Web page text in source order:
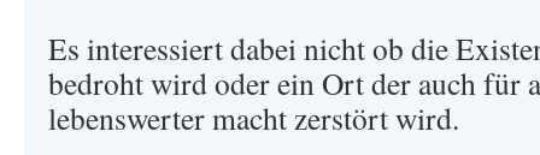
Es interessiert dabei nicht ob die
bedroht wird oder ein Ort der auch für
lebenswerter macht zerstört wird.